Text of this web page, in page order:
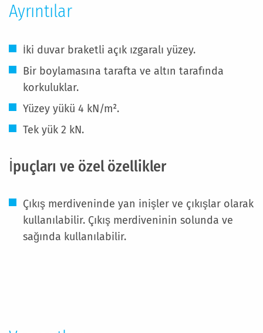
Ayrıntılar
İki duvar braketli açık ızgaralı yüzey.
Bir boylamasına tarafta ve altın tarafında
korkuluklar.
Yüzey yükü 4 kN/m².
Tek yük 2 kN.
İpuçları ve özel özellikler
Çıkış merdiveninde yan inişler ve çıkışlar olarak
kullanılabilir. Çıkış merdiveninin solunda ve
sağında kullanılabilir.